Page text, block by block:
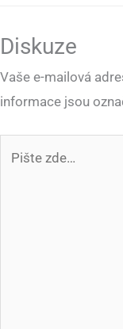
Diskuze
Vaše e-mailová
informace jsou